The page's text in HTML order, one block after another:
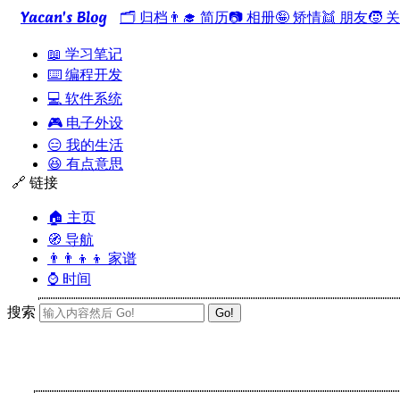
Yacan's Blog 🗂️ 归档 👨‍🎓 简历📷 相册🤪 矫情👯 朋友🧒
📖 学习笔记
⌨️ 编程开发
💻 软件系统
🎮 电子外设
😑 我的生活
😆 有点意思
🔗 链接
🏠 主页
🧭 导航
👨‍👨‍👦‍👦 家谱
⌚ 时间
搜索 Go!